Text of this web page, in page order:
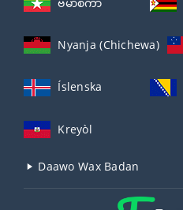
Nyanja (Chichewa)
Íslenska
Kreyòl
Daawo Wax Badan